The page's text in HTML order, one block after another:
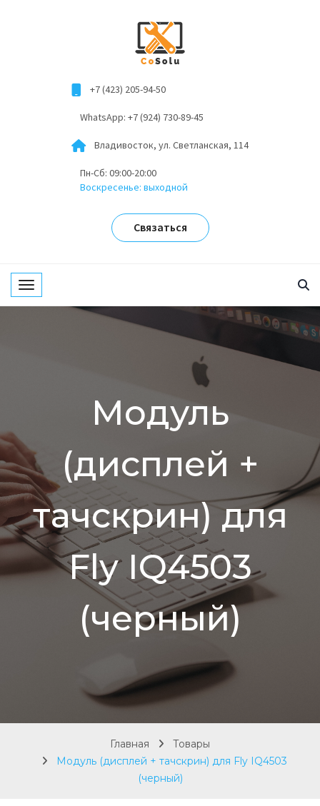
+7 (423) 205-94-50
WhatsApp: +7 (924) 730-89-45
Владивосток, ул. Светланская, 114
Пн-Сб: 09:00-20:00
Воскресенье: выходной
Связаться
Toggle navigation
Модуль
(дисплей +
тачскрин) для
Fly IQ4503
(черный)
Главная
Товары
Модуль (дисплей + тачскрин) для Fly IQ4503
(черный)